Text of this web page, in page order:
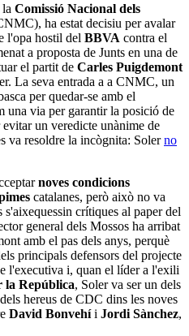
Comissió Nacional dels
ha estat decisiu per avalar
l'opa hostil del BBVA contra el
a proposta de Junts en una de
el partit de Carles Puigdemont
La seva entrada a a CNMC, un
per quedar-se amb el
una via per garantir la posició de
un veredicte unànime de
va resoldre la incògnita: Solerno
noves condicions
catalanes, però això no va
crítiques al paper del
general dels Mossos ha arribat
amb el pas dels anys, perquè
principals defensors del projecte
l'executiva i, quan el líder a l'exili
la República, Soler va ser un dels
hereus de CDC dins les noves
David Bonvehíi Jordi Sànchez,